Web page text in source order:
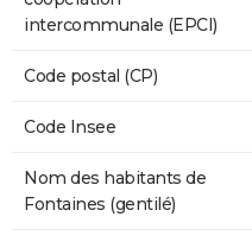
intercommunale (EPCI)
Code postal (CP)
Code Insee
Nom des habitants de
Fontaines (gentilé)